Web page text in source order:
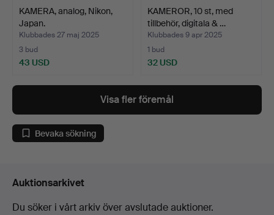
KAMERA, analog, Nikon,
Japan.
Klubbades 27 maj 2025
3 bud
43 USD
KAMEROR, 10 st, med
tillbehör, digitala & …
Klubbades 9 apr 2025
1 bud
32 USD
Visa fler föremål
Bevaka sökning
Auktionsarkivet
Du söker i vårt arkiv över avslutade auktioner.